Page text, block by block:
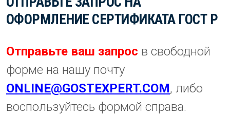
ОФОРМЛЕНИЕ СЕРТИФИКАТА ГОСТ Р
Отправьте ваш запрос в свободной
форме на нашу почту
ONLINE@GOSTEXPERT.COM, либо
воспользуйтесь формой справа.